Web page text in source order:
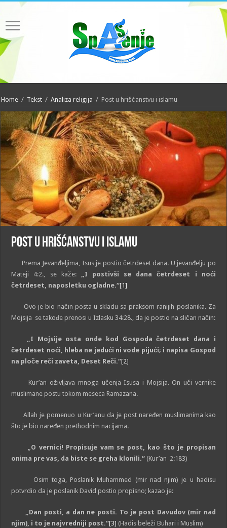
Home / Tekst / Analiza religija / Post u hrišćanstvu i islamu
Post u hrišćanstvu i islamu
Prema Jevanđeljima, Isus je postio četrdeset dana. U jevanđelju po
Mateji 4:2., se kaže: „I postivši se dana četrdeset i noći
četrdeset, naposletku ogladne.“[1]
Ovo je bio način posta u skladu sa praksom ranijih poslanika. Za
Mojsija se takođe prenosi u Izlasku 34:28., da je postio na sličan način:
„I Mojsije osta onde kod Gospoda četrdeset dana i
četrdeset noći, hleba ne jedući ni vode pijući; i napisa Gospod
na ploče reči zaveta, Deset Reči.“[2]
Kur’an oživljava mnoga učenja Isusa i Mojsija. On uči vernike
muslimane postu tokom meseca Ramazana.
Allah je pomenuo u Kur’anu da je post naređen muslimanima kao
što je bio naređen prethodnim nacijama.
„O vernici! Propisuje vam se post, kao što je propisan
onima pre vas, da biste se greha klonili.“ (Kur’an 2:183)
Osim toga, Poslanik Muhammed (mir nad njim) je u hadisu
potvrdio da je poslanik David postio propisno; kazao je:
„Dan posti, a dan ne posti. To je post Davudov (mir nad
njim), i to je najvredniji post.“[3] (Hadis beleži Buhari i Muslim)